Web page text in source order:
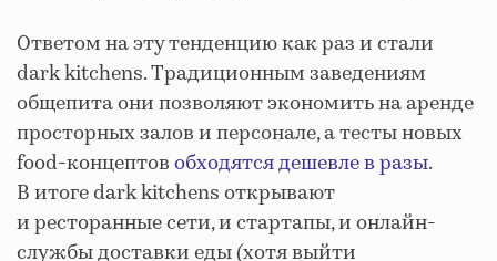
Ответом на эту тенденцию как раз и стали
dark kitchens. Традиционным заведениям
общепита они позволяют экономить на аренде
просторных залов и персонале, а тесты новых
food-концептовобходятся дешевле в разы.
В итоге dark kitchens открывают
и ресторанные сети, и стартапы, и онлайн-
службы доставки еды (хотя выйти